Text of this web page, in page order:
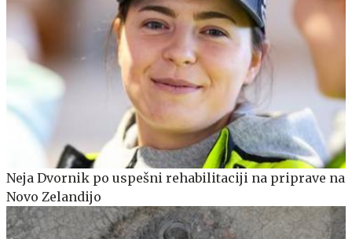
Neja Dvornik po uspešni rehabilitaciji na priprave na
Novo Zelandijo